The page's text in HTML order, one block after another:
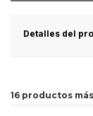
Detalles del
16 productos